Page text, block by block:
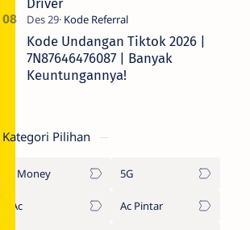
Driver
Kode Undangan Tiktok 2026 |
7N87646476087 | Banyak
Keuntungannya!
Kategori Pilihan
1Money 5G
Ac Ac Pintar